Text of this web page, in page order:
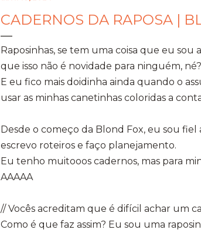
CADERNOS DA RAPOSA |
Raposinhas, se tem uma coisa que eu sou
que isso não é novidade para ninguém, né?
E eu fico mais doidinha ainda quando o
usar as minhas canetinhas coloridas a
Desde o começo da Blond Fox, eu sou
escrevo roteiros e faço planejamento.
Eu tenho muitooos cadernos, mas para
AAAAA
// Vocês acreditam que é difícil achar um
Como é que faz assim? Eu sou uma